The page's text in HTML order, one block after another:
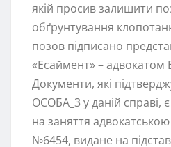
якій просив залишити
обґрунтування
позов підписано
«Есаймент» –
Документи, які
ОСОБА_3 у даній справі,
на заняття адвокатською
№6454, видане на